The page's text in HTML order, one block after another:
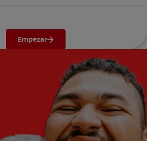
Empezar